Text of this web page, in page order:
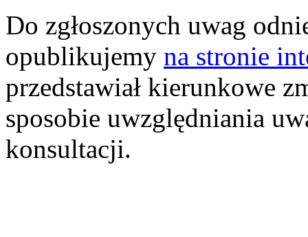
Do zgłoszonych uwag
opublikujemy na stronie
przedstawiał kierunkowe
sposobie uwzględniania
konsultacji.